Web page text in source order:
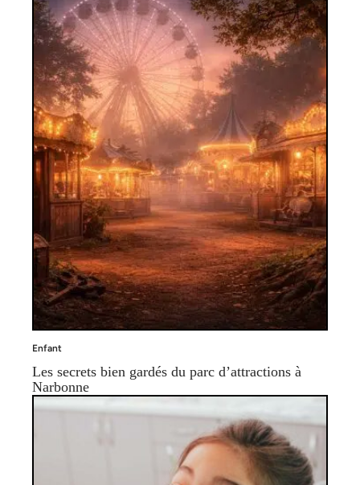
Enfant
Les secrets bien gardés du parc d’attractions à
Narbonne